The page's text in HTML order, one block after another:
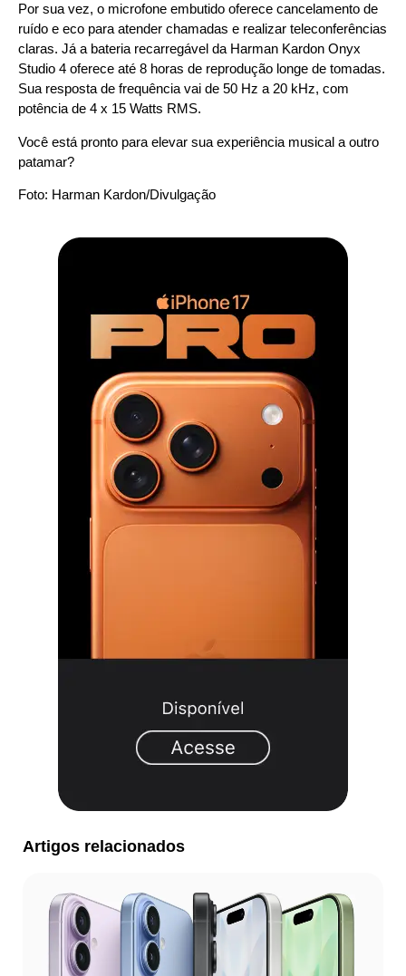
Por sua vez, o microfone embutido oferece cancelamento de
ruído e eco para atender chamadas e realizar teleconferências
claras. Já a bateria recarregável da Harman Kardon Onyx
Studio 4 oferece até 8 horas de reprodução longe de tomadas.
Sua resposta de frequência vai de 50 Hz a 20 kHz, com
potência de 4 x 15 Watts RMS.
Você está pronto para elevar sua experiência musical a outro
patamar?
Foto: Harman Kardon/Divulgação
Artigos relacionados